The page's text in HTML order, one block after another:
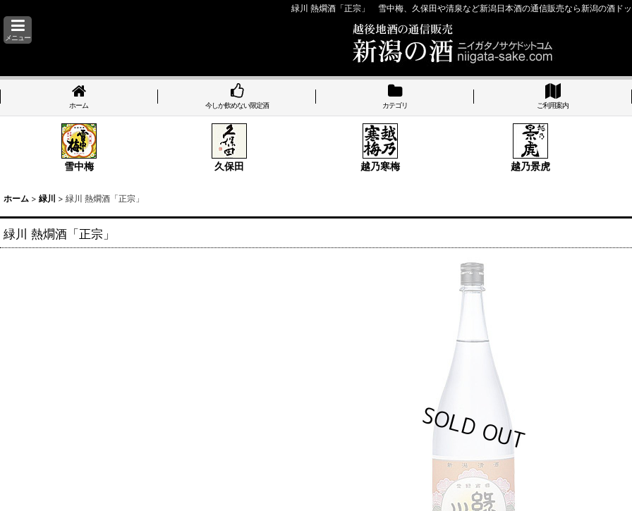
緑川 熱燗酒「正宗」 雪中梅、久保田や清泉など新潟日本酒の通信販売なら新潟の酒ド
メニュー
ホーム 今しか飲めない限定酒 カテゴリ ご利用案内
雪中梅 久保田 越乃寒梅 越乃景虎
ホーム > 緑川 > 緑川 熱燗酒「正宗」
緑川 熱燗酒「正宗」